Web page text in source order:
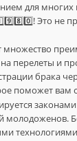
для многих
Это не
множество
перелеты и
брака
поможет вам